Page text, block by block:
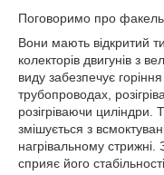
Поговоримо про
Вони мають відкритий
колекторів двигунів з
виду забезпечує
трубопроводах,
розігріваючи циліндри.
змішується з
нагрівальному
сприяє його